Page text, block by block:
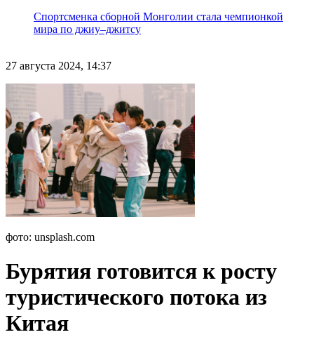
Спортсменка сборной Монголии стала чемпионкой
мира по джиу–джитсу
27 августа 2024, 14:37
фото: unsplash.com
Бурятия готовится к росту
туристического потока из
Китая